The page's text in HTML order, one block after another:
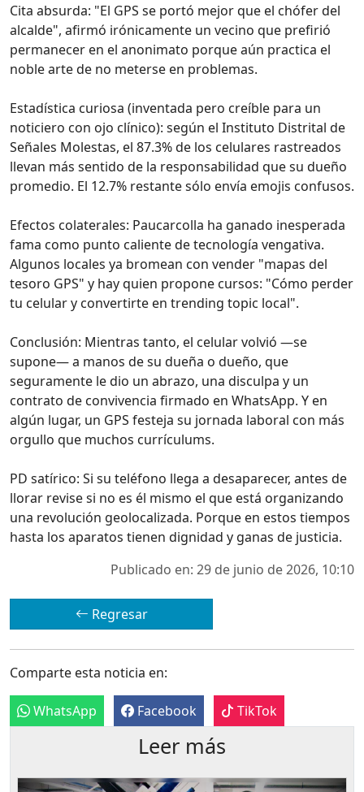
Cita absurda: "El GPS se portó mejor que el chófer del
alcalde", afirmó irónicamente un vecino que prefirió
permanecer en el anonimato porque aún practica el
noble arte de no meterse en problemas.
Estadística curiosa (inventada pero creíble para un
noticiero con ojo clínico): según el Instituto Distrital de
Señales Molestas, el 87.3% de los celulares rastreados
llevan más sentido de la responsabilidad que su dueño
promedio. El 12.7% restante sólo envía emojis confusos.
Efectos colaterales: Paucarcolla ha ganado inesperada
fama como punto caliente de tecnología vengativa.
Algunos locales ya bromean con vender "mapas del
tesoro GPS" y hay quien propone cursos: "Cómo perder
tu celular y convertirte en trending topic local".
Conclusión: Mientras tanto, el celular volvió —se
supone— a manos de su dueña o dueño, que
seguramente le dio un abrazo, una disculpa y un
contrato de convivencia firmado en WhatsApp. Y en
algún lugar, un GPS festeja su jornada laboral con más
orgullo que muchos currículums.
PD satírico: Si su teléfono llega a desaparecer, antes de
llorar revise si no es él mismo el que está organizando
una revolución geolocalizada. Porque en estos tiempos
hasta los aparatos tienen dignidad y ganas de justicia.
Publicado en: 29 de junio de 2026, 10:10
Regresar
Comparte esta noticia en:
WhatsApp Facebook TikTok
Leer más